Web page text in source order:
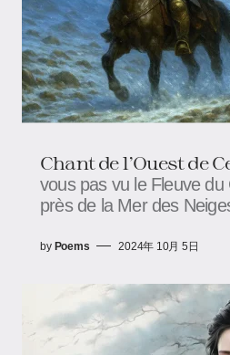
Chant de l’Ouest de
vous pas vu le Fleuve du
près de la Mer des
by Poems 2024年 10月 5日